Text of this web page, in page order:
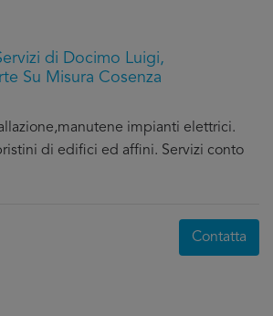
di Docimo Luigi,
Su Misura Cosenza
impianti elettrici.
di edifici ed affini. Servizi conto
Contatta